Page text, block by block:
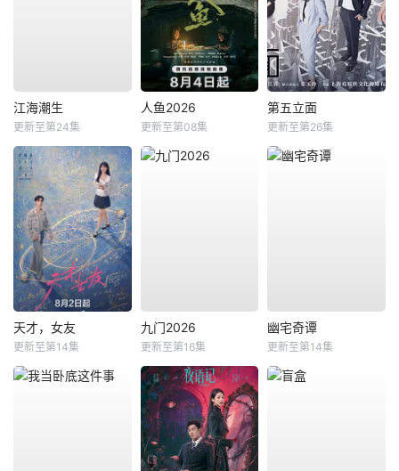
江海潮生
更新至第24集
人鱼2026
更新至第08集
第五立面
更新至第26集
天才，女友
更新至第14集
九门2026
更新至第16集
幽宅奇谭
更新至第14集